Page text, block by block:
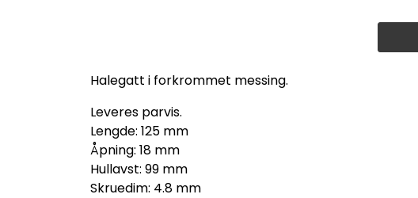
Halegatt i forkrommet messing.
Leveres parvis.
Lengde: 125 mm
Åpning: 18 mm
Hullavst: 99 mm
Skruedim: 4.8 mm